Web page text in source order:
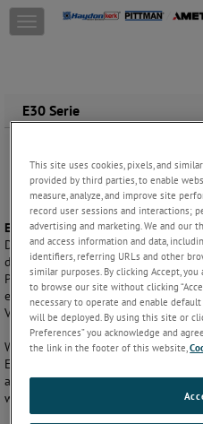
Skip to content
T
o
e
n
v
g
a
t
o
n
E30 Serie
E30 Encoder-Serie
Die optischen Inkrementalgeber
die Anforderungen von
Präzisions-Motion-Control-
eine breite Palette an Ausgängen,
Verbindungslösungen in einer
Wahlweise in modularer Bauweise
Eigenlagerung ermöglichen
anspruchsvollen Anwendungen.
werkseitig vorinstalliert und
This site uses cookies, pixels, and
provided by third parties, to enable
measure, analyze, and improve site
record user sessions and interactions;
advertising and marketing. We and our
and access information and data,
identifiers, referring URLs and other
similar purposes. By clicking Accept,
to browse our site without clicking
necessary to operate and enable
will be deployed. By using this site or
Preferences” you acknowledge and
the link in the footer of this website,